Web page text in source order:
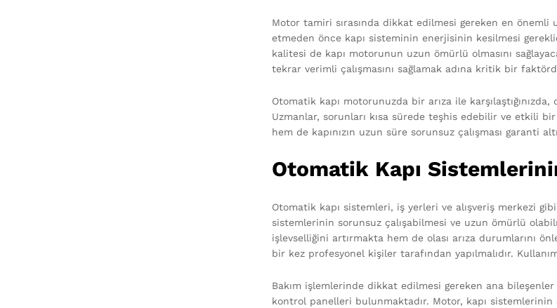
Motor tamiri sırasında dikkat edilmesi gereken en
etmeden önce kapı sisteminin enerjisinin kesilmesi
kalitesi de kapı motorunun uzun ömürlü olmasını
tekrar verimli çalışmasını sağlamak adına kritik bir
Otomatik kapı motorunuzda bir arıza ile
Uzmanlar, sorunları kısa sürede teşhis edebilir ve etkili
hem de kapınızın uzun süre sorunsuz çalışması garanti
Otomatik Kapı
Otomatik kapı sistemleri, iş yerleri ve alışveriş merkezi
sistemlerinin sorunsuz çalışabilmesi ve uzun ömürlü
işlevselliğini artırmakta hem de olası arıza durumlarını
bir kez profesyonel kişiler tarafından yapılmalıdır.
Bakım işlemlerinde dikkat edilmesi gereken ana
kontrol panelleri bulunmaktadır. Motor, kapı sistemlerinin